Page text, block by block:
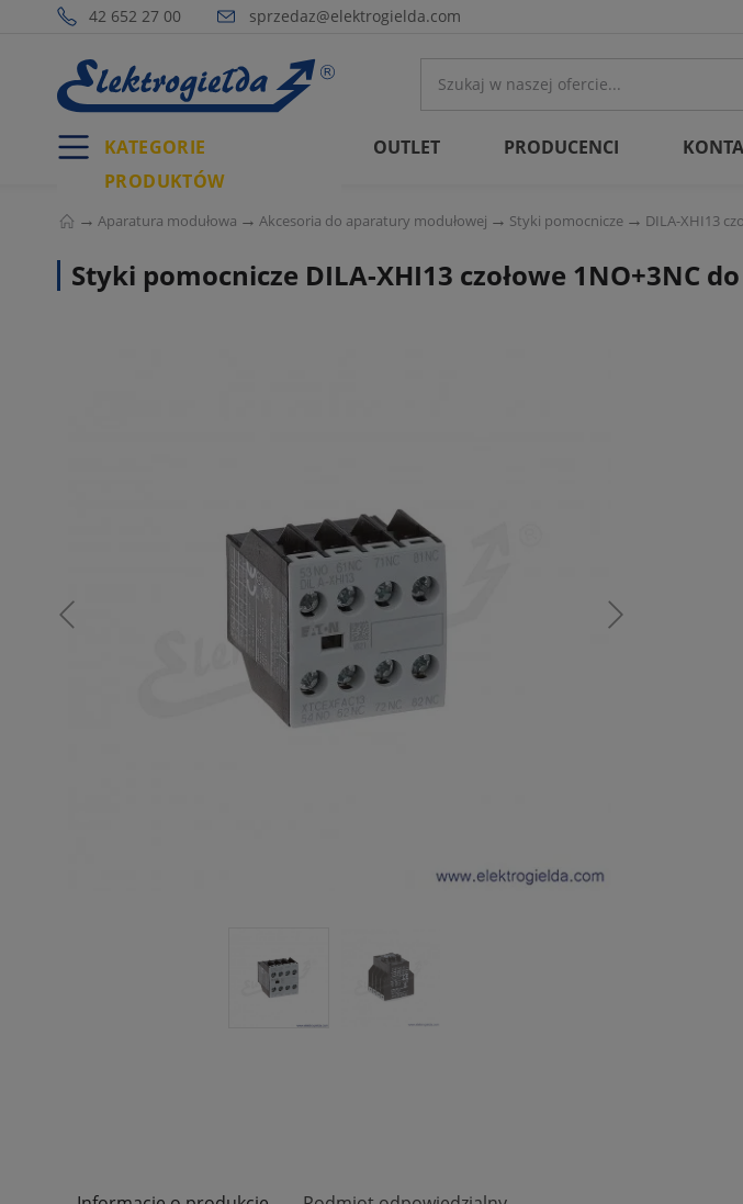
42 652 27 00 sprzedaz@elektrogielda.com
KATEGORIE
PRODUKTÓW
OUTLET PRODUCENCI
Aparatura modułowa Akcesoria do aparatury modułowej Styki pomocnicze DILA-XHI13
Styki pomocnicze DILA-XHI13 czołowe 1NO+3NC